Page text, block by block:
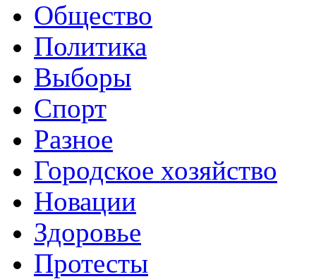
Общество
Политика
Выборы
Спорт
Разное
Городское хозяйство
Новации
Здоровье
Протесты